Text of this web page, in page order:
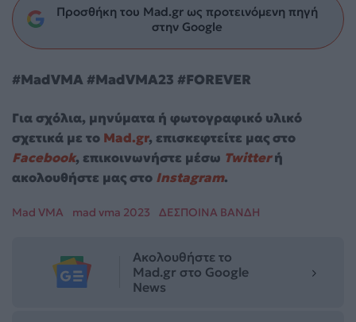
Προσθήκη του Mad.gr ως προτεινόμενη πηγή
στην Google
#MadVMA #MadVMA23 #FOREVER
Για σχόλια, μηνύματα ή φωτογραφικό υλικό
σχετικά με το Mad.gr, επισκεφτείτε μας στο
Facebook, επικοινωνήστε μέσω Twitterή
ακολουθήστε μας στο Instagram.
Mad VMA mad vma 2023 ΔΕΣΠΟΙΝΑ ΒΑΝΔΗ
Ακολουθήστε το
Mad.gr στο Google
News